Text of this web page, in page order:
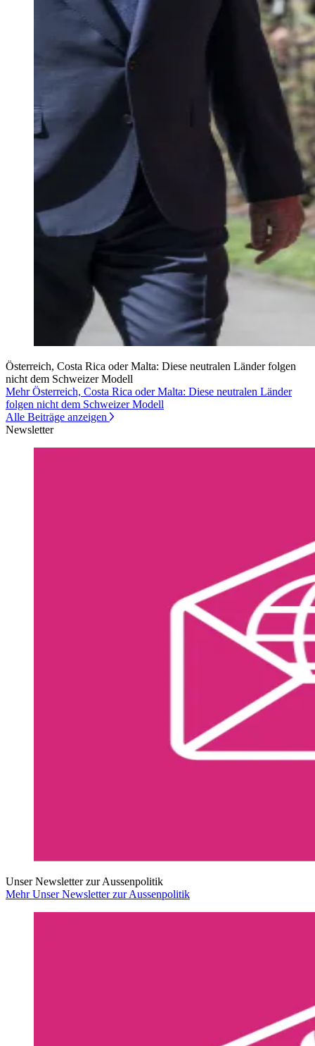
Österreich, Costa Rica oder Malta: Diese neutralen Länder folgen
nicht dem Schweizer Modell
Mehr Österreich, Costa Rica oder Malta: Diese neutralen Länder
folgen nicht dem Schweizer Modell
Alle Beiträge anzeigen
Newsletter
Unser Newsletter zur Aussenpolitik
Mehr Unser Newsletter zur Aussenpolitik